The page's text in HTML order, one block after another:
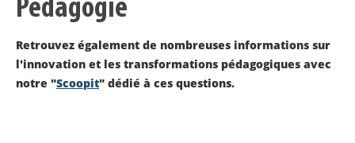
Pédagogie
Retrouvez également de nombreuses informations sur
l'innovation et les transformations pédagogiques avec
notre "Scoopit" dédié à ces questions.